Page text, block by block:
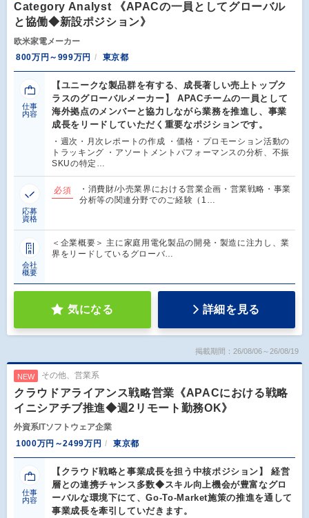
Category Analyst 《APACの一員としてグローバル
と協働◆新設ポジション》
欧米家電メーカー
800万円～999万円
東京都
仕事
内容
【ユニークな製品群を有する、成長著しい売上トップク
ラスのグローバルメーカー】 APACチームの一員として
海外拠点のメンバーと協力しながら業務を推進し、事業
成長をリードしていただく重要なポジションです。
・週次・月次レポートの作成 ・価格・プロモーション活動の
トラッキング ・アソートメントパフォーマンスの分析、不振
SKUの特定…
応募
資格
必須
・消費財/小売業界における営業企画・営業戦略・事業
分析等の関連分野でのご経験（1…
会社
概要
＜企業概要＞ 主に家庭用電化製品の開発・製造に注力し、業
界をリードしているグローバ…
気になる 詳細を見る
掲載期間：26/08/06～26/08/19
NEW その他、営業系
クラウドアライアンス戦略営業《APACにおける戦略
イニシアチブ推進◆週2リモート勤務OK》
外資系ITソフトウェア企業
1000万円～2499万円
東京都
仕事
内容
【クラウド戦略と事業成長を担う中核ポジション】 経営
層との連携チャンス多数◆スキル向上機会が豊富なグロ
ーバルな環境下にて、Go-To-Market施策の推進を通して
事業成長を牽引していだきます。